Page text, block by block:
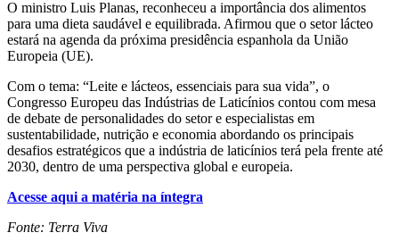
O ministro Luis Planas, reconheceu a importância dos alimentos
para uma dieta saudável e equilibrada. Afirmou que o setor lácteo
estará na agenda da próxima presidência espanhola da União
Europeia (UE).
Com o tema: “Leite e lácteos, essenciais para sua vida”, o
Congresso Europeu das Indústrias de Laticínios contou com mesa
de debate de personalidades do setor e especialistas em
sustentabilidade, nutrição e economia abordando os principais
desafios estratégicos que a indústria de laticínios terá pela frente até
2030, dentro de uma perspectiva global e europeia.
Acesse aqui a matéria na íntegra
Fonte: Terra Viva